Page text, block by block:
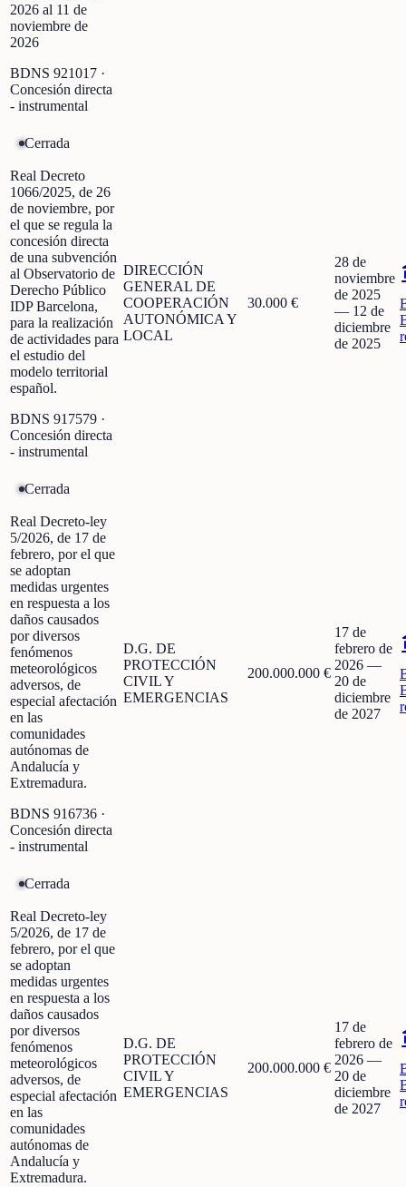
2026 al 11 de
noviembre de
2026
BDNS 921017 ·
Concesión directa
- instrumental
Cerrada
Real Decreto
1066/2025, de 26
de noviembre, por
el que se regula la
concesión directa
de una subvención
al Observatorio de
Derecho Público
IDP Barcelona,
para la realización
de actividades para
el estudio del
modelo territorial
español.
BDNS 917579 ·
Concesión directa
- instrumental
DIRECCIÓN
GENERAL DE
COOPERACIÓN
AUTONÓMICA Y
LOCAL
30.000 €
28 de
noviembre
de 2025
— 12 de
diciembre
de 2025
Cerrada
Real Decreto-ley
5/2026, de 17 de
febrero, por el que
se adoptan
medidas urgentes
en respuesta a los
daños causados
por diversos
fenómenos
meteorológicos
adversos, de
especial afectación
en las
comunidades
autónomas de
Andalucía y
Extremadura.
BDNS 916736 ·
Concesión directa
- instrumental
D.G. DE
PROTECCIÓN
CIVIL Y
EMERGENCIAS
200.000.000 €
17 de
febrero de
2026 —
20 de
diciembre
de 2027
Cerrada
Real Decreto-ley
5/2026, de 17 de
febrero, por el que
se adoptan
medidas urgentes
en respuesta a los
daños causados
por diversos
fenómenos
meteorológicos
adversos, de
especial afectación
en las
comunidades
autónomas de
Andalucía y
Extremadura.
D.G. DE
PROTECCIÓN
CIVIL Y
EMERGENCIAS
200.000.000 €
17 de
febrero de
2026 —
20 de
diciembre
de 2027